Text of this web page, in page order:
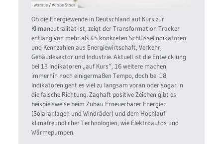
womue / Adobe Stock
Ob die Energiewende in Deutschland auf Kurs zur
Klimaneutralität ist, zeigt der Transformation Tracker
entlang von mehr als 45 konkreten Schlüsselindikatoren
und Kennzahlen aus Energiewirtschaft, Verkehr,
Gebäudesektor und Industrie. Aktuell ist die Entwicklung
bei 13 Indikatoren „auf Kurs“, 16 weitere machen
immerhin noch einigermaßen Tempo, doch bei 18
Indikatoren geht es viel zu langsam voran oder sogar in
die falsche Richtung. Zaghaft positive Zeichen gibt es
beispielsweise beim Zubau Erneuerbarer Energien
(Solaranlagen und Windräder) und dem Hochlauf
klimafreundlicher Technologien, wie Elektroautos und
Wärmepumpen.